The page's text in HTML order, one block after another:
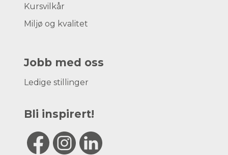
Kursvilkår
Miljø og kvalitet
Jobb med oss
Ledige stillinger
Bli inspirert!